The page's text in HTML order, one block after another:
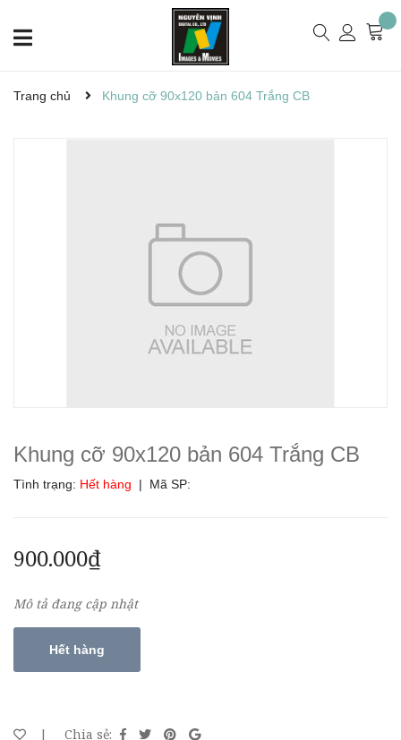
Trang chủ Khung cỡ 90x120 bản 604 Trắng CB
Khung cỡ 90x120 bản 604 Trắng CB
Tình trạng: Hết hàng | Mã SP:
900.000₫
Mô tả đang cập nhật
Hết hàng
| Chia sẻ: